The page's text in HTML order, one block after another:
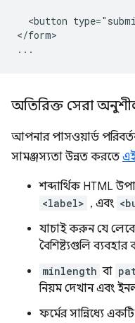
<button
</form>
অতিরিক্ত সেরা
আপনার পাসওয়ার্ড
সামঞ্জস্যতা উন্নত করতে
শব্দার্থিক HTML
<label> , এবং
যাচাই করুন যে
বৈশিষ্ট্যগুলি
minlength বা
নিয়ম দেখান এবং
ফর্মের সান্নিধ্যে